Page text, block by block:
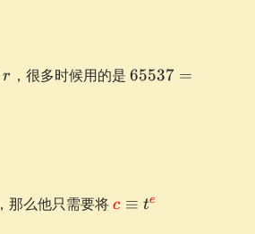
r ，很多时候用的是 65537=2^{16}+1
65537 =
，那么他只需要将\textcolor{red}
c ≡ te